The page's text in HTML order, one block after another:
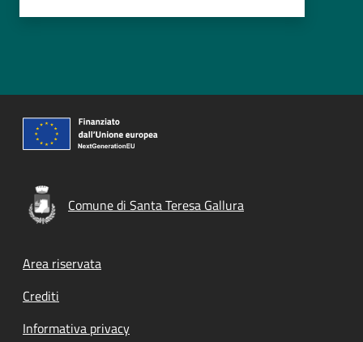
Comune di Santa Teresa Gallura
Footer menu
Area riservata
Crediti
Informativa privacy